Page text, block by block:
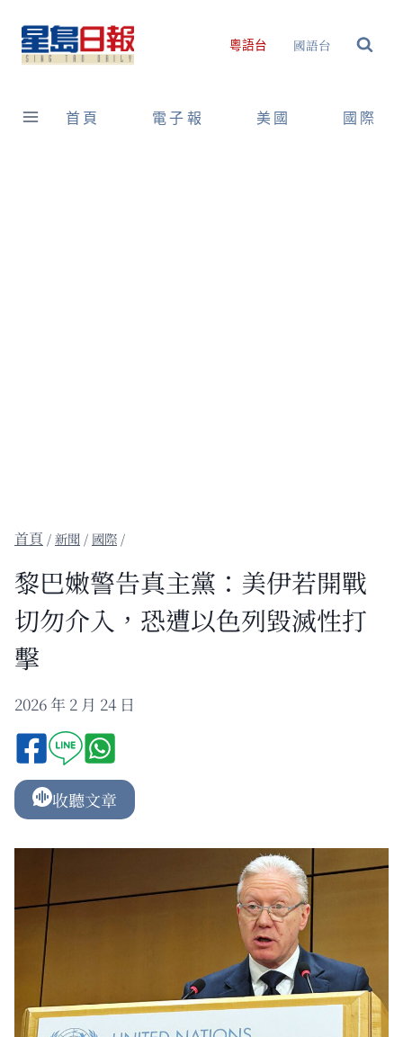
content
粵語台 國語台
首頁 電子報 美國 國際
/新聞 / 國際 /
黎巴嫩警告真主黨：美伊若開戰
切勿介入，恐遭以色列毀滅性打
擊
2026 年 2 月 24 日
收聽文章